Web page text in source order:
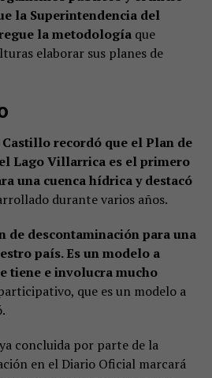
la Superintendencia del
la metodología que
elaborar sus planes de
Castillo recordó que el Plan de
Lago Villarrica es el primero
una cuenca hídrica y destacó
durante varios años.
de descontaminación para una
país. Es un modelo a
tiene e involucra mucho
que es un modelo a
concluida por parte de la
en el Diario Oficial marcará